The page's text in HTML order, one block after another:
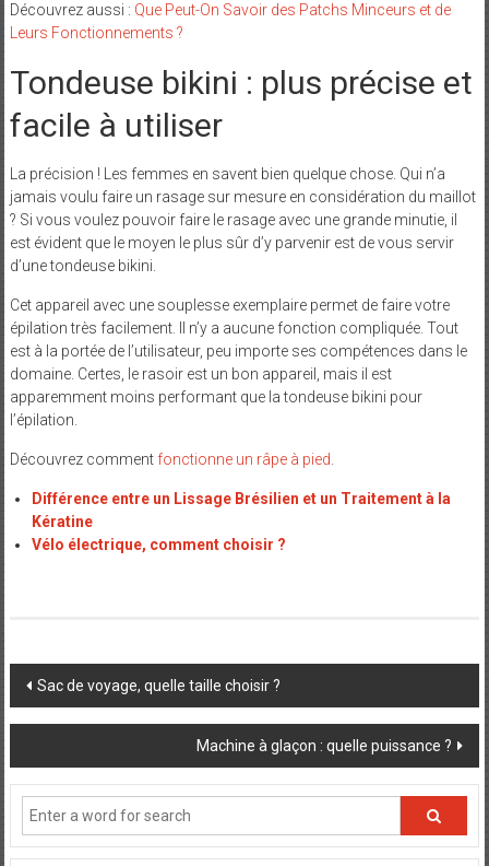
Découvrez aussi : Que Peut-On Savoir des Patchs Minceurs et de
Leurs Fonctionnements ?
Tondeuse bikini : plus précise et
facile à utiliser
La précision ! Les femmes en savent bien quelque chose. Qui n’a
jamais voulu faire un rasage sur mesure en considération du maillot
? Si vous voulez pouvoir faire le rasage avec une grande minutie, il
est évident que le moyen le plus sûr d’y parvenir est de vous servir
d’une tondeuse bikini.
Cet appareil avec une souplesse exemplaire permet de faire votre
épilation très facilement. Il n’y a aucune fonction compliquée. Tout
est à la portée de l’utilisateur, peu importe ses compétences dans le
domaine. Certes, le rasoir est un bon appareil, mais il est
apparemment moins performant que la tondeuse bikini pour
l’épilation.
Découvrez comment fonctionne un râpe à pied.
Différence entre un Lissage Brésilien et un Traitement à la
Kératine
Vélo électrique, comment choisir ?
Post
navigation
Sac de voyage, quelle taille choisir ?
Machine à glaçon : quelle puissance ?